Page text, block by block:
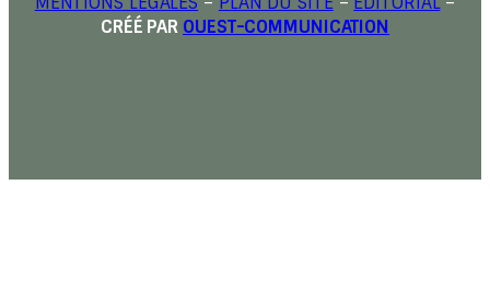
CRÉÉ PAR OUEST-COMMUNICATION